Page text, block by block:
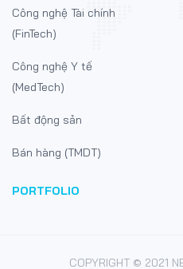
Công nghệ Tài chính
(FinTech)
Công nghệ Y tế
(MedTech)
Bất động sản
Bán hàng (TMDT)
PORTFOLIO
COPYRIGHT © 2021